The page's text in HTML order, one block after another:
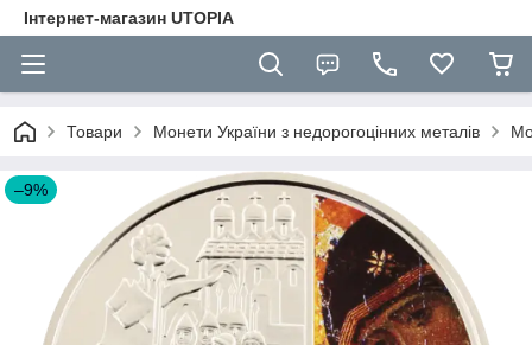
Інтернет-магазин UTOPIA
Товари Монети України з недорогоцінних металів
–9%